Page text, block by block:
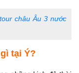
châu Âu 3 nước
tại Ý?